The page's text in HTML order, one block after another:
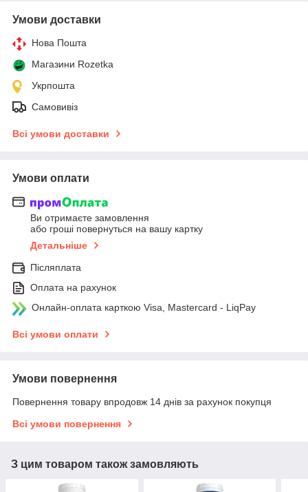
Умови доставки
Нова Пошта
Магазини Rozetka
Укрпошта
Самовивіз
Всі умови доставки
Умови оплати
Ви отримаєте замовлення
або гроші повернуться на вашу картку
Детальніше
Післяплата
Оплата на рахунок
Онлайн-оплата карткою Visa, Mastercard - LiqPay
Всі умови оплати
Умови повернення
Повернення товару впродовж 14 днів за рахунок покупця
Всі умови повернення
З цим товаром також замовляють